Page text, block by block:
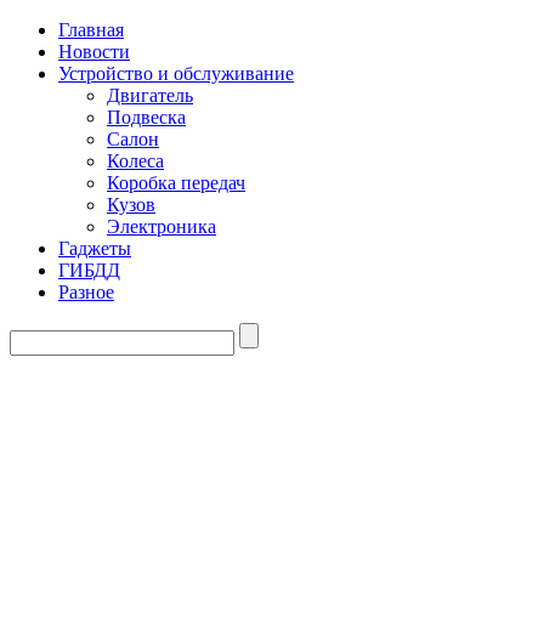
Главная
Новости
Устройство и обслуживание
Двигатель
Подвеска
Салон
Колеса
Коробка передач
Кузов
Электроника
Гаджеты
ГИБДД
Разное